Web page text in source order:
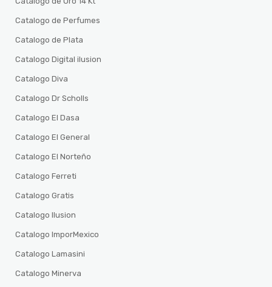
Catalogo de Perfumes
Catalogo de Plata
Catalogo Digital ilusion
Catalogo Diva
Catalogo Dr Scholls
Catalogo El Dasa
Catalogo El General
Catalogo El Norteño
Catalogo Ferreti
Catalogo Gratis
Catalogo Ilusion
Catalogo ImporMexico
Catalogo Lamasini
Catalogo Minerva